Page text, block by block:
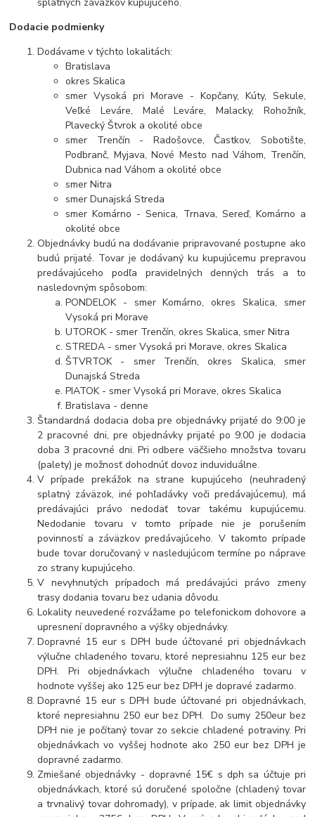
Dodacie podmienky
Dodávame v týchto lokalitách:
Bratislava
okres Skalica
smer Vysoká pri Morave - Kopčany, Kúty, Sekule,
Veľké Leváre, Malé Leváre, Malacky, Rohožník,
Plavecký Štvrok a okolité obce
smer Trenčín - Radošovce, Častkov, Sobotište,
Podbranč, Myjava, Nové Mesto nad Váhom, Trenčín,
Dubnica nad Váhom a okolité obce
smer Nitra
smer Dunajská Streda
smer Komárno - Senica, Trnava, Sereď, Komárno a
okolité obce
Objednávky budú na dodávanie pripravované postupne ako
budú prijaté. Tovar je dodávaný ku kupujúcemu prepravou
predávajúceho podľa pravidelných denných trás a to
nasledovným spôsobom:
PONDELOK - smer Komárno, okres Skalica, smer
Vysoká pri Morave
UTOROK - smer Trenčín, okres Skalica, smer Nitra
STREDA - smer Vysoká pri Morave, okres Skalica
ŠTVRTOK - smer Trenčín, okres Skalica, smer
Dunajská Streda
PIATOK - smer Vysoká pri Morave, okres Skalica
Bratislava - denne
Štandardná dodacia doba pre objednávky prijaté do 9:00 je
2 pracovné dni, pre objednávky prijaté po 9:00 je dodacia
doba 3 pracovné dni. Pri odbere väčšieho množstva tovaru
(palety) je možnosť dohodnúť dovoz induviduálne.
V prípade prekážok na strane kupujúceho (neuhradený
splatný záväzok, iné pohľadávky voči predávajúcemu), má
predávajúci právo nedodať tovar takému kupujúcemu.
Nedodanie tovaru v tomto prípade nie je porušením
povinností a záväzkov predávajúceho. V takomto prípade
bude tovar doručovaný v nasledujúcom termíne po náprave
zo strany kupujúceho.
V nevyhnutých prípadoch má predávajúci právo zmeny
trasy dodania tovaru bez udania dôvodu.
Lokality neuvedené rozvážame po telefonickom dohovore a
upresnení dopravného a výšky objednávky.
Dopravné 15 eur s DPH bude účtované pri objednávkach
výlučne chladeného tovaru, ktoré nepresiahnu 125 eur bez
DPH. Pri objednávkach výlučne chladeného tovaru v
hodnote vyššej ako 125 eur bez DPH je dopravé zadarmo.
Dopravné 15 eur s DPH bude účtované pri objednávkach,
ktoré nepresiahnu 250 eur bez DPH. Do sumy 250eur bez
DPH nie je počítaný tovar zo sekcie chladené potraviny. Pri
objednávkach vo vyššej hodnote ako 250 eur bez DPH je
dopravné zadarmo.
Zmiešané objednávky - dopravné 15€ s dph sa účtuje pri
objednávkach, ktoré sú doručené spoločne (chladený tovar
a trvnalivý tovar dohromady), v prípade, ak limit objednávky